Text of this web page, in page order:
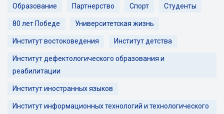
Образование Партнерство Спорт Студенты
80 лет Победе Университетская жизнь
Институт востоковедения Институт детства
Институт дефектологического образования и
реабилитации
Институт иностранных языков
Институт информационных технологий и технологического